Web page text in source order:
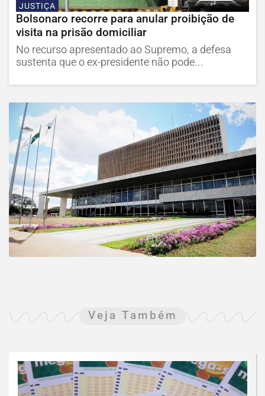
JUSTIÇA
Bolsonaro recorre para anular proibição de
visita na prisão domiciliar
No recurso apresentado ao Supremo, a defesa
sustenta que o ex-presidente não pode...
Veja Também